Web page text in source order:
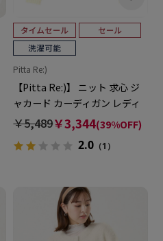
Pitta Re:)
【Pitta Re:)】 ニット 求心 ジ
ャカード カーディガン レディ
ース
￥5,489￥3,344(39%OFF)
2.0 （1）